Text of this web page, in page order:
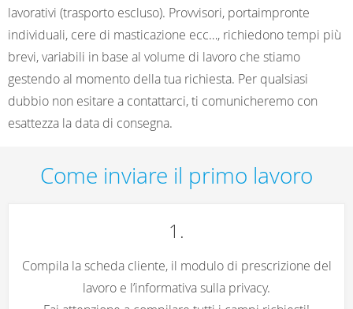
lavorativi (trasporto escluso). Provvisori, portaimpronte
individuali, cere di masticazione ecc…, richiedono tempi più
brevi, variabili in base al volume di lavoro che stiamo
gestendo al momento della tua richiesta. Per qualsiasi
dubbio non esitare a contattarci, ti comunicheremo con
esattezza la data di consegna.
Come inviare il primo lavoro
1.
Compila la scheda cliente, il modulo di prescrizione del
lavoro e l’informativa sulla privacy.